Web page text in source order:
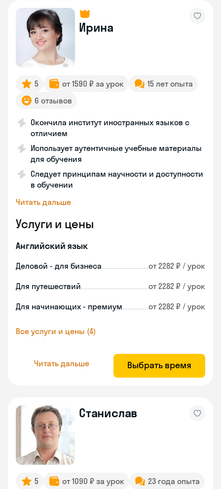
Ирина
5 от 1590 ₽ за урок
15 лет опыта
6 отзывов
Окончила институт иностранных языков с
отличием
Использует аутентичные учебные материалы
для обучения
Следует принципам научности и доступности
в обучении
Читать дальше
Услуги и цены
Английский язык
Деловой - для бизнеса от 2282 ₽ / урок
Для путешествий от 2282 ₽ / урок
Для начинающих - премиум от 2282 ₽ / урок
Все услуги и цены (4)
Читать дальше Выбрать время
Станислав
5 от 1090 ₽ за урок
23 года опыта